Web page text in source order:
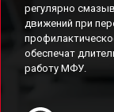
регулярно
движений при
обеспечат
работу МФУ.